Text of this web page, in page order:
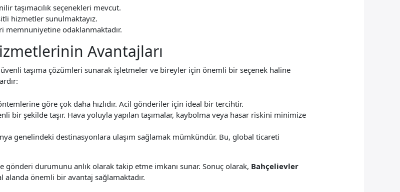
taşımacılık seçenekleri mevcut.
hizmetler sunulmaktayız.
memnuniyetine odaklanmaktadır.
Avantajları
taşıma çözümleri sunarak işletmeler ve bireyler için önemli bir seçenek haline
göre çok daha hızlıdır. Acil gönderiler için ideal bir tercihtir.
bir şekilde taşır. Hava yoluyla yapılan taşımalar, kaybolma veya hasar riskini minimize
genelindeki destinasyonlara ulaşım sağlamak mümkündür. Bu, global ticareti
durumunu anlık olarak takip etme imkanı sunar. Sonuç olarak, Bahçelievler
önemli bir avantaj sağlamaktadır.